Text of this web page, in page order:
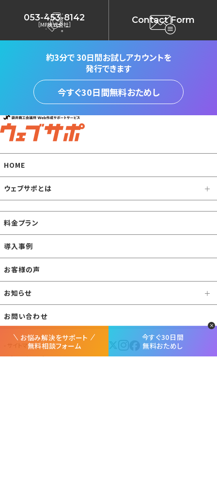
お悩み解決をサポート
無料相談フォーム
今すぐ30日間
無料おためし
053-453-8142
［MP株式会社］ Contact Form
約3分で30日間お試しアカウントを
発行できます
今すぐ30日間無料おためし
HOME
ウェブサポとは
料金プラン
導入事例
お客様の声
お知らせ
お問い合わせ
サイトマップ
プライバシーポリシー